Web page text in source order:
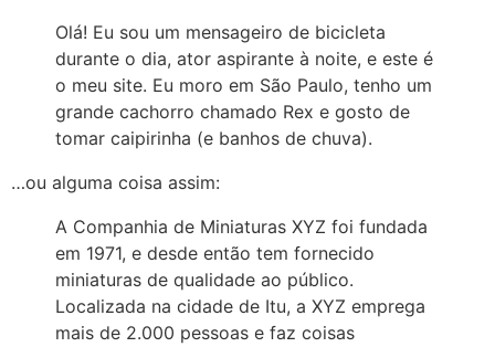
Olá! Eu sou um mensageiro de bicicleta
durante o dia, ator aspirante à noite, e este é
o meu site. Eu moro em São Paulo, tenho um
grande cachorro chamado Rex e gosto de
tomar caipirinha (e banhos de chuva).
…ou alguma coisa assim:
A Companhia de Miniaturas XYZ foi fundada
em 1971, e desde então tem fornecido
miniaturas de qualidade ao público.
Localizada na cidade de Itu, a XYZ emprega
mais de 2.000 pessoas e faz coisas